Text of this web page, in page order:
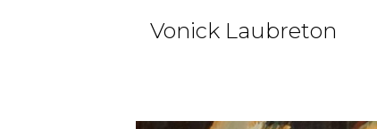
Vonick Laubreton